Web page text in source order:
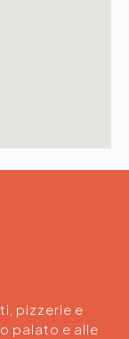
pizzerie e
palato e alle